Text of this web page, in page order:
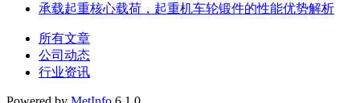
承载起重核心载荷，起重机车轮锻件的性能优势解析
所有文章
公司动态
行业资讯